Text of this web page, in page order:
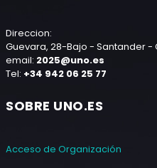
Direccion:
Guevara, 28-Bajo - Santander -
email: 2025@uno.es
Tel: +34 942 06 25 77
SOBRE UNO.ES
Acceso de Organización